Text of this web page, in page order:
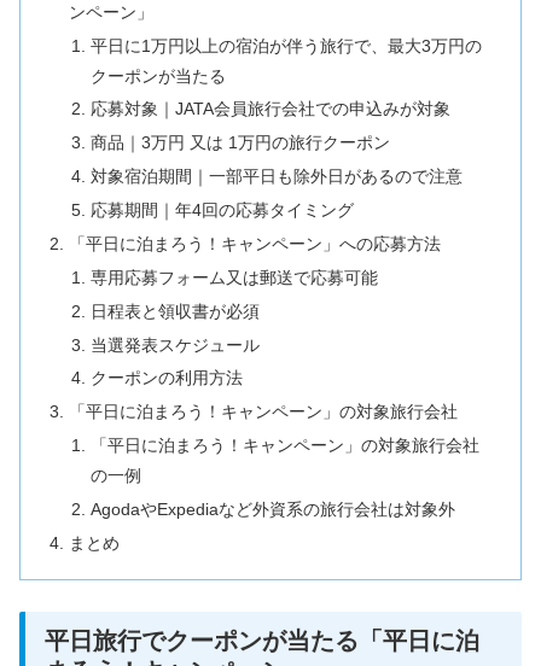
ンペーン」
平日に1万円以上の宿泊が伴う旅行で、最大3万円の
クーポンが当たる
応募対象｜JATA会員旅行会社での申込みが対象
商品｜3万円 又は 1万円の旅行クーポン
対象宿泊期間｜一部平日も除外日があるので注意
応募期間｜年4回の応募タイミング
「平日に泊まろう！キャンペーン」への応募方法
専用応募フォーム又は郵送で応募可能
日程表と領収書が必須
当選発表スケジュール
クーポンの利用方法
「平日に泊まろう！キャンペーン」の対象旅行会社
「平日に泊まろう！キャンペーン」の対象旅行会社
の一例
AgodaやExpediaなど外資系の旅行会社は対象外
まとめ
平日旅行でクーポンが当たる「平日に泊